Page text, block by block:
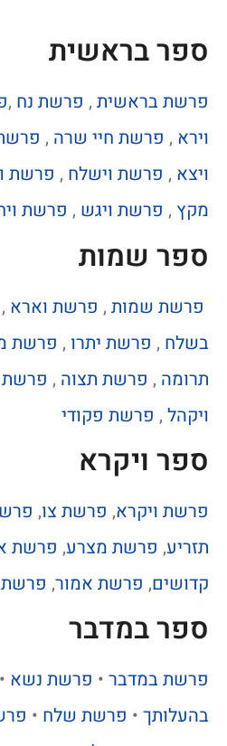
ספר בראשית
פרשת בראשית , פרשת נח ,
וירא , פרשת חיי שרה ,
ויצא , פרשת וישלח , פרשת
מקץ , פרשת ויגש , פרשת
ספר שמות
פרשת שמות , פרשת וארא ,
בשלח , פרשת יתרו , פרשת
תרומה , פרשת תצוה ,
ויקהל , פרשת פקודי
ספר ויקרא
פרשת ויקרא, פרשת צו,
תזריע, פרשת מצרע, פרשת
קדושים, פרשת אמור,
ספר במדבר
פרשת במדבר • פרשת נשא •
בהעלותך • פרשת שלח •